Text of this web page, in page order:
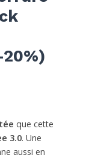
que cette
3.0. Une
aussi en